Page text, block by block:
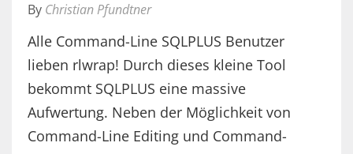
By Christian Pfundtner
Alle Command-Line SQLPLUS Benutzer
lieben rlwrap! Durch dieses kleine Tool
bekommt SQLPLUS eine massive
Aufwertung. Neben der Möglichkeit von
Command-Line Editing und Command-